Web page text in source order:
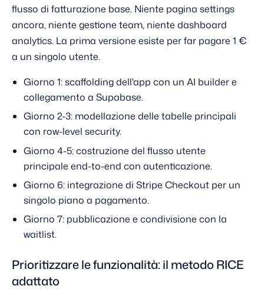
flusso di fatturazione base. Niente pagina settings
ancora, niente gestione team, niente dashboard
analytics. La prima versione esiste per far pagare 1 €
a un singolo utente.
Giorno 1: scaffolding dell'app con un AI builder e
collegamento a Supabase.
Giorno 2-3: modellazione delle tabelle principali
con row-level security.
Giorno 4-5: costruzione del flusso utente
principale end-to-end con autenticazione.
Giorno 6: integrazione di Stripe Checkout per un
singolo piano a pagamento.
Giorno 7: pubblicazione e condivisione con la
waitlist.
Prioritizzare le funzionalità: il metodo RICE
adattato